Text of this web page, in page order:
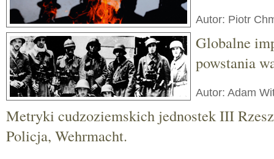
Autor: Piotr
Globalne
powstania
Autor: Adam
Metryki cudzoziemskich jednostek III
Policja, Wehrmacht.